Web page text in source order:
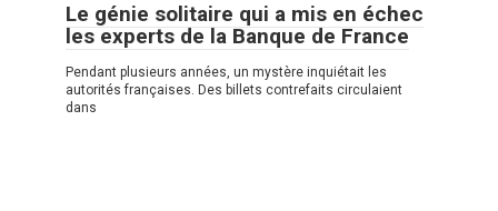
Le génie solitaire qui a mis en échec
les experts de la Banque de France
Pendant plusieurs années, un mystère inquiétait les
autorités françaises. Des billets contrefaits circulaient
dans